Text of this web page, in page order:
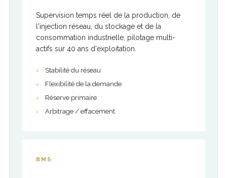
Supervision temps réel de la production, de
l'injection réseau, du stockage et de la
consommation industrielle, pilotage multi-
actifs sur 40 ans d'exploitation.
Stabilité du réseau
Flexibilité de la demande
Réserve primaire
Arbitrage / effacement
BMS